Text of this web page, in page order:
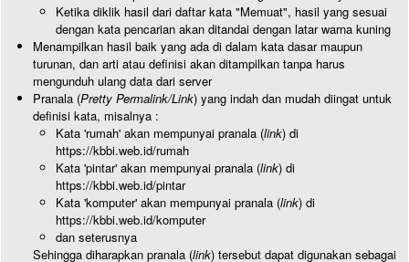
Ketika diklik hasil dari daftar kata "Memuat", hasil yang sesuai
dengan kata pencarian akan ditandai dengan latar warna kuning
Menampilkan hasil baik yang ada di dalam kata dasar maupun
turunan, dan arti atau definisi akan ditampilkan tanpa harus
mengunduh ulang data dari server
Pranala (Pretty Permalink/Link) yang indah dan mudah diingat untuk
definisi kata, misalnya :
Kata 'rumah' akan mempunyai pranala (link) di
https://kbbi.web.id/rumah
Kata 'pintar' akan mempunyai pranala (link) di
https://kbbi.web.id/pintar
Kata 'komputer' akan mempunyai pranala (link) di
https://kbbi.web.id/komputer
dan seterusnya
Sehingga diharapkan pranala (link) tersebut dapat digunakan sebagai